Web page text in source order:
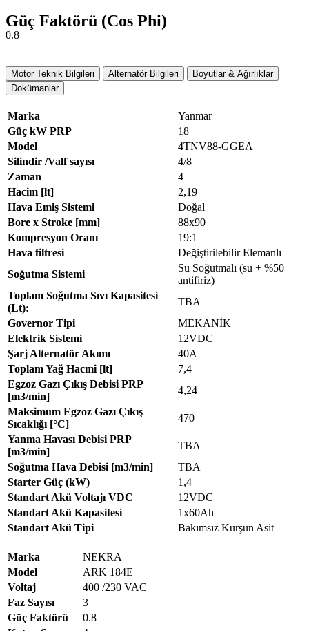
Güç Faktörü (Cos Phi)
0.8
Motor Teknik Bilgileri Alternatör Bilgileri
Boyutlar & Ağırlıklar
Dokümanlar
Marka
Yanmar
Güç kW PRP
18
Model
4TNV88-GGEA
Silindir /Valf sayısı
4/8
Zaman
4
Hacim [lt]
2,19
Hava Emiş Sistemi
Doğal
Bore x Stroke [mm]
88x90
Kompresyon Oranı
19:1
Hava filtresi
Değiştirilebilir Elemanlı
Soğutma Sistemi
Su Soğutmalı (su + %50
antifiriz)
Toplam Soğutma Sıvı Kapasitesi
(Lt):
TBA
Governor Tipi
MEKANİK
Elektrik Sistemi
12VDC
Şarj Alternatör Akımı
40A
Toplam Yağ Hacmi [lt]
7,4
Egzoz Gazı Çıkış Debisi PRP
[m3/min]
4,24
Maksimum Egzoz Gazı Çıkış
Sıcaklığı [°C]
470
Yanma Havası Debisi PRP
[m3/min]
TBA
Soğutma Hava Debisi [m3/min]
TBA
Starter Güç (kW)
1,4
Standart Akü Voltajı VDC
12VDC
Standart Akü Kapasitesi
1x60Ah
Standart Akü Tipi
Bakımsız Kurşun Asit
Marka
NEKRA
Model
ARK 184E
Voltaj
400 /230 VAC
Faz Sayısı
3
Güç Faktörü
0.8